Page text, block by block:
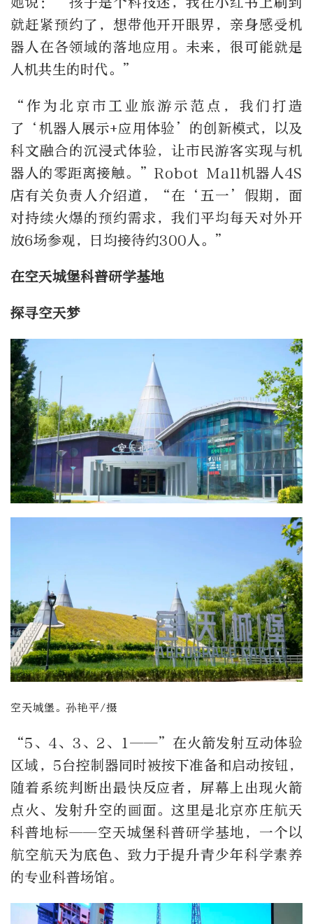
就赶紧预约了，想带他开开眼界，亲身感受机
器人在各领域的落地应用。未来，很可能就是
人机共生的时代。”
“作为北京市工业旅游示范点，我们打造
了‘机器人展示+应用体验’的创新模式，以及
科文融合的沉浸式体验，让市民游客实现与机
器人的零距离接触。”Robot Mall机器人4S
店有关负责人介绍道，“在‘五一’假期，面
对持续火爆的预约需求，我们平均每天对外开
放6场参观，日均接待约300人。”
在空天城堡科普研学基地
探寻空天梦
空天城堡。孙艳平/摄
“5、4、3、2、1——”在火箭发射互动体验
区域，5台控制器同时被按下准备和启动按钮，
随着系统判断出最快反应者，屏幕上出现火箭
点火、发射升空的画面。这里是北京亦庄航天
科普地标——空天城堡科普研学基地，一个以
航空航天为底色、致力于提升青少年科学素养
的专业科普场馆。